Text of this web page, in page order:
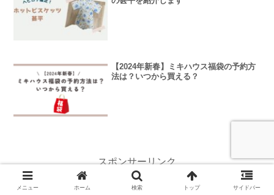
【2024年新春】ミキハウス福袋の予約方
法は？いつから買える？
スポンサーリンク
メニュー ホーム 検索 トップ サイドバー